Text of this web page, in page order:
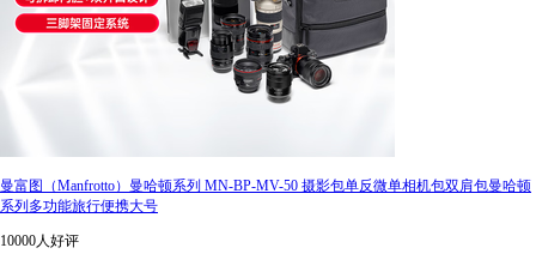
曼富图（Manfrotto）曼哈顿系列 MN-BP-MV-50 摄影包单反微单相机包双肩包曼哈顿
系列多功能旅行便携大号
10000人好评